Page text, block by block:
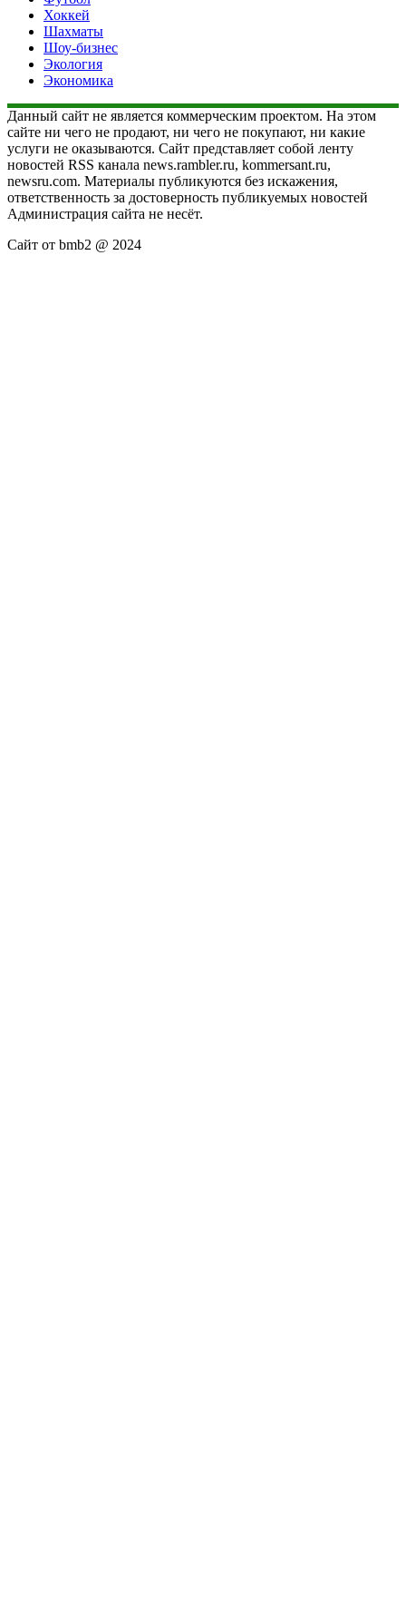
Хоккей
Шахматы
Шоу-бизнес
Экология
Экономика
Данный сайт не является коммерческим проектом. На этом
сайте ни чего не продают, ни чего не покупают, ни какие
услуги не оказываются. Сайт представляет собой ленту
новостей RSS канала news.rambler.ru, kommersant.ru,
newsru.com. Материалы публикуются без искажения,
ответственность за достоверность публикуемых новостей
Администрация сайта не несёт.
Сайт от bmb2 @ 2024